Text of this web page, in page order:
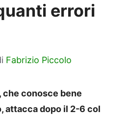
errori
Fabrizio Piccolo
che conosce bene
attacca dopo il 2-6 col